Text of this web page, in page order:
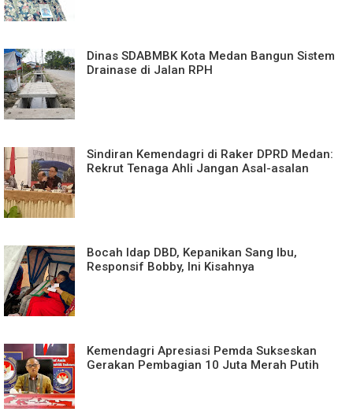
Dinas SDABMBK Kota Medan Bangun Sistem
Drainase di Jalan RPH
Sindiran Kemendagri di Raker DPRD Medan:
Rekrut Tenaga Ahli Jangan Asal-asalan
Bocah Idap DBD, Kepanikan Sang Ibu,
Responsif Bobby, Ini Kisahnya
Kemendagri Apresiasi Pemda Sukseskan
Gerakan Pembagian 10 Juta Merah Putih